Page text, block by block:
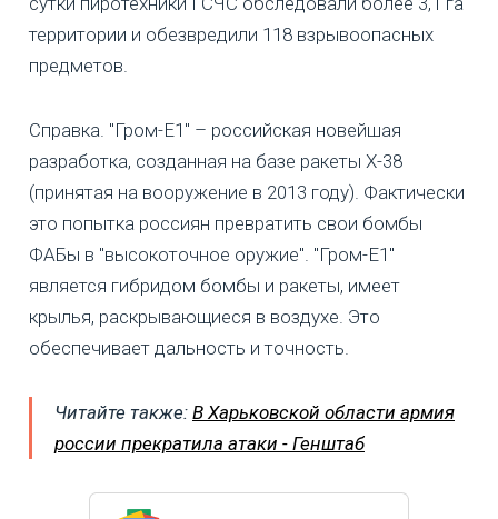
территории и обезвредили 118 взрывоопасных
предметов.
Справка. "Гром-Е1" – российская новейшая
разработка, созданная на базе ракеты Х-38
(принятая на вооружение в 2013 году). Фактически
это попытка россиян превратить свои бомбы
ФАБы в "высокоточное оружие". "Гром-Е1"
является гибридом бомбы и ракеты, имеет
крылья, раскрывающиеся в воздухе. Это
обеспечивает дальность и точность.
Читайте также: В Харьковской области армия
россии прекратила атаки - Генштаб